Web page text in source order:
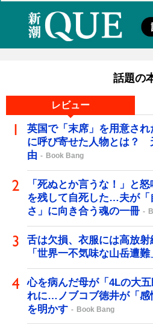
話題の
レビュー
英国で「末席」を用意され
に呼び寄せた人物とは？
由
Book Bang
「死ぬとか言うな！」と
を残して自死した…夫が「
さ」に向き合う魂の一冊
舌は欠損、衣服には高放
「世界一不気味な山岳遭
心を病んだ母が「4Lの大
れに…ノブコブ徳井が「感
を明かす
Book Bang